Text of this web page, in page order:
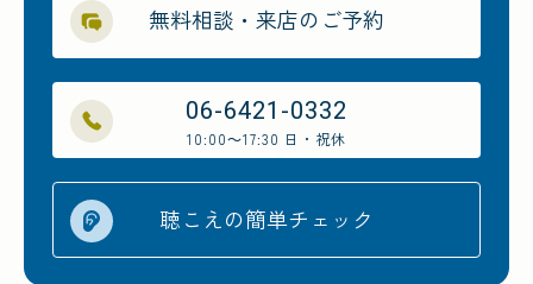
無料相談・来店のご予約
06-6421-0332
10:00～17:30 日・祝休
聴こえの簡単チェック